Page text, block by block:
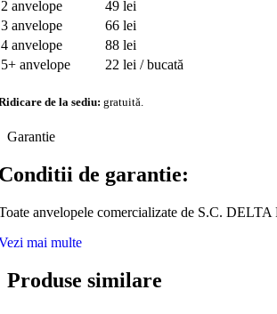
2 anvelope
49 lei
3 anvelope
66 lei
4 anvelope
88 lei
5+ anvelope
22 lei / bucată
de la sediu: gratuită.
Garantie
de garantie:
anvelopele comercializate de S.C.
mai multe
Produse similare